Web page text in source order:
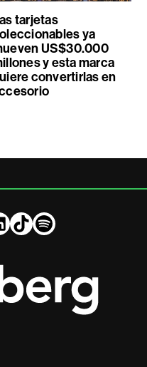
tarjetas
ya
US$30.000
y esta marca
convertirlas en